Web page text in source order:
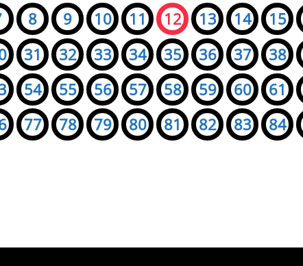
8 9 10 11 12 13 14 15
31 32 33 34 35 36 37 38
54 55 56 57 58 59 60 61
77 78 79 80 81 82 83 84